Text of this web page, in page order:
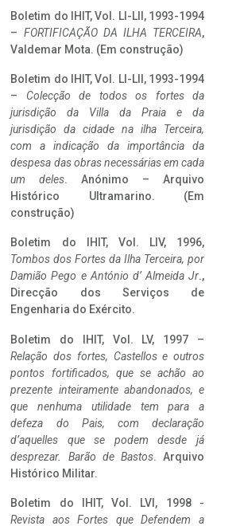
Boletim do IHIT, Vol. LI-LII, 1993-1994
– FORTIFICAÇÃO DA ILHA TERCEIRA,
Valdemar Mota. (Em construção)
Boletim do IHIT, Vol. LI-LII, 1993-1994
– Colecção de todos os fortes da
jurisdição da Villa da Praia e da
jurisdição da cidade na ilha Terceira,
com a indicação da importância da
despesa das obras necessárias em cada
um deles. Anónimo – Arquivo
Histórico Ultramarino. (Em
construção)
Boletim do IHIT, Vol. LIV, 1996,
Tombos dos Fortes da Ilha Terceira, por
Damião Pego e António d’ Almeida Jr.,
Direcção dos Serviços de
Engenharia do Exército.
Boletim do IHIT, Vol. LV, 1997 –
Relação dos fortes, Castellos e outros
pontos fortificados, que se achão ao
prezente inteiramente abandonados, e
que nenhuma utilidade tem para a
defeza do Pais, com declaração
d’aquelles que se podem desde já
desprezar. Barão de Bastos. Arquivo
Histórico Militar.
Boletim do IHIT, Vol. LVI, 1998 -
Revista aos Fortes que Defendem a